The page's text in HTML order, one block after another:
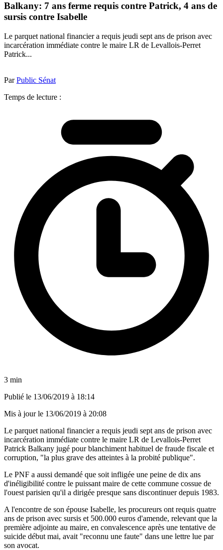
Balkany: 7 ans ferme requis contre Patrick, 4 ans de
sursis contre Isabelle
Le parquet national financier a requis jeudi sept ans de prison avec
incarcération immédiate contre le maire LR de Levallois-Perret
Patrick...
ParPublic Sénat
Temps de lecture :
3 min
Publié le 13/06/2019 à 18:14
Mis à jour le 13/06/2019 à 20:08
Le parquet national financier a requis jeudi sept ans de prison avec
incarcération immédiate contre le maire LR de Levallois-Perret
Patrick Balkany jugé pour blanchiment habituel de fraude fiscale et
corruption, "la plus grave des atteintes à la probité publique".
Le PNF a aussi demandé que soit infligée une peine de dix ans
d'inéligibilité contre le puissant maire de cette commune cossue de
l'ouest parisien qu'il a dirigée presque sans discontinuer depuis 1983.
A l'encontre de son épouse Isabelle, les procureurs ont requis quatre
ans de prison avec sursis et 500.000 euros d'amende, relevant que la
première adjointe au maire, en convalescence après une tentative de
suicide début mai, avait "reconnu une faute" dans une lettre lue par
son avocat.